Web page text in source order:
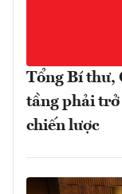
Tổng Bí thư,
tầng phải
chiến lược